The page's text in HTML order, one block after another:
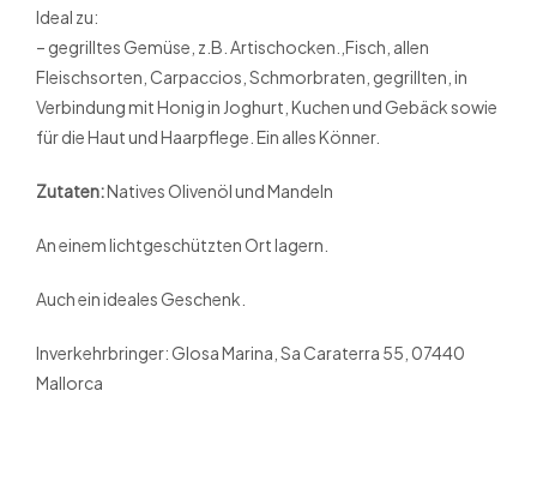
Ideal zu:
– gegrilltes Gemüse, z.B. Artischocken.,Fisch, allen
Fleischsorten, Carpaccios, Schmorbraten, gegrillten, in
Verbindung mit Honig in Joghurt, Kuchen und Gebäck sowie
für die Haut und Haarpflege. Ein alles Könner.
Zutaten:Natives Olivenöl und Mandeln
An einem lichtgeschützten Ort lagern.
Auch ein ideales Geschenk.
Inverkehrbringer: Glosa Marina, Sa Caraterra 55, 07440
Mallorca